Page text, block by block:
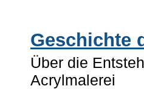
Geschichte
Über die
Acrylmalerei